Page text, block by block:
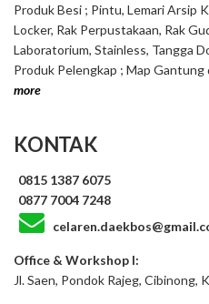
Produk Besi ; Pintu, Lemari Arsip
Locker, Rak Perpustakaan, Rak
Laboratorium, Stainless, Tangga
Produk Pelengkap ; Map Gantung
more
KONTAK
0815 1387 6075
0877 7004 7248
Office & Workshop I:
Jl. Saen, Pondok Rajeg, Cibinong,